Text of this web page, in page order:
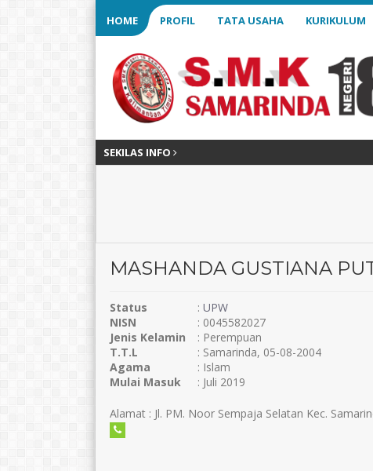
HOME PROFIL TATA USAHA KURIKULUM
SEKILAS INFO
MASHANDA GUSTIANA
Status : UPW
NISN
: 0045582027
Jenis Kelamin
: Perempuan
T.T.L
: Samarinda, 05-08-2004
Agama
: Islam
Mulai Masuk
: Juli 2019
Alamat : Jl. PM. Noor Sempaja Selatan Kec.